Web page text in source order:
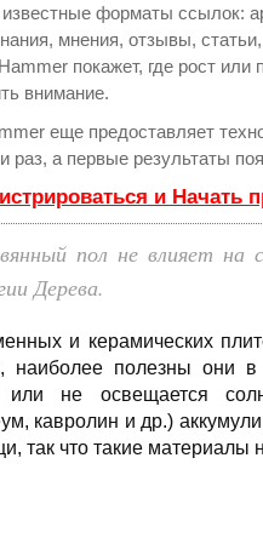
форматы ссылок:
мнения, отзывы,
покажет, где рост или
внимание.
еще предоставляет
раз, а первые результаты
и Начать
пол не влияет на
Дерева.
и керамических
наиболее полезны они в
или не освещается
кавролин и др.)
так что такие